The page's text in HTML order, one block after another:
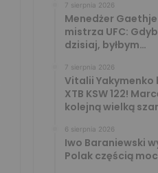
7 sierpnia 2026
Menedżer
mistrza UFC:
dzisiaj, byłbym…
7 sierpnia 2026
Vitalii Yakymenko
XTB KSW 122!
kolejną wielką
6 sierpnia 2026
Iwo Baraniewski
Polak częścią